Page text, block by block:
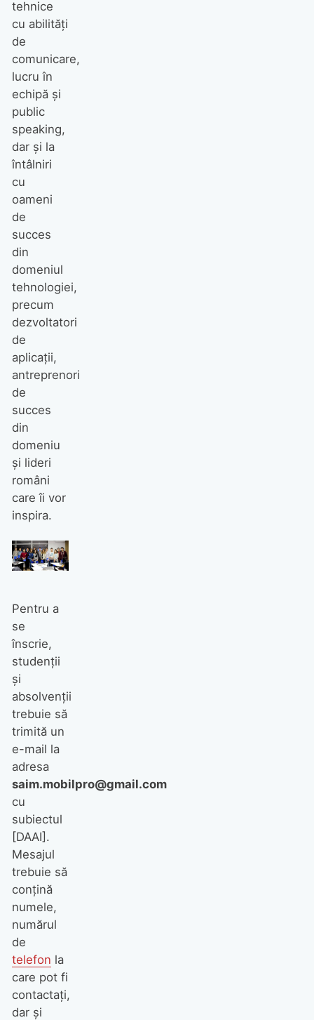
tehnice
cu abilități
de
comunicare,
lucru în
echipă și
public
speaking,
dar și la
întâlniri
cu
oameni
de
succes
din
domeniul
tehnologiei,
precum
dezvoltatori
de
aplicații,
antreprenori
de
succes
din
domeniu
și lideri
români
care îi vor
inspira.
Pentru a
se
înscrie,
studenții
și
absolvenții
trebuie să
trimită un
e-mail la
adresa
saim.mobilpro@gmail.com
cu
subiectul
[DAAI].
Mesajul
trebuie să
conțină
numele,
numărul
de
telefon la
care pot fi
contactați,
dar și